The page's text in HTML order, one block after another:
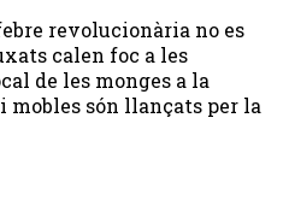
revolucionària no es
calen foc a les
de les monges a la
mobles són llançats per la